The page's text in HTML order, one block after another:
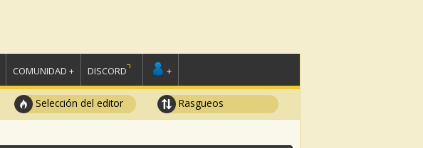
COMUNIDAD + DISCORD +
Selección del editor Rasgueos